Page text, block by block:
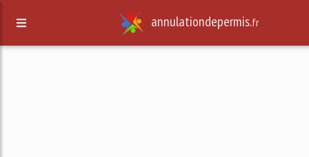
annulationdepermis.fr